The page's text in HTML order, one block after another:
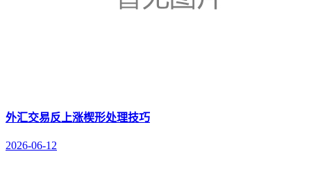
外汇交易反上涨楔形处理技巧
2026-06-12